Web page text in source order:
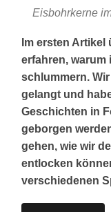
Eisbohrkerne
Im ersten
erfahren, warum
schlummern.
gelangt und
Geschichten in
geborgen
gehen, wie wir
entlocken
verschiedenen